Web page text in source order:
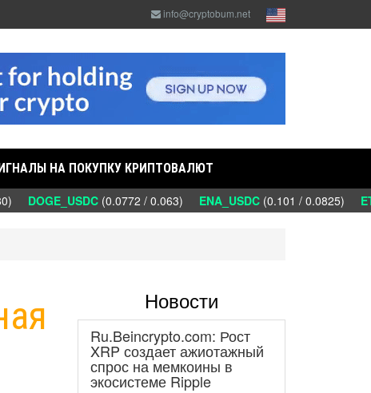
info@cryptobum.net
НА ПОКУПКУ КРИПТОВАЛЮТ
DOGE_USDC(0.0772 / 0.063) ENA_USDC(0.101 / 0.0825)
Новости
Ru.Beincrypto.com: Рост
XRP создает ажиотажный
спрос на мемкоины в
экосистеме Ripple